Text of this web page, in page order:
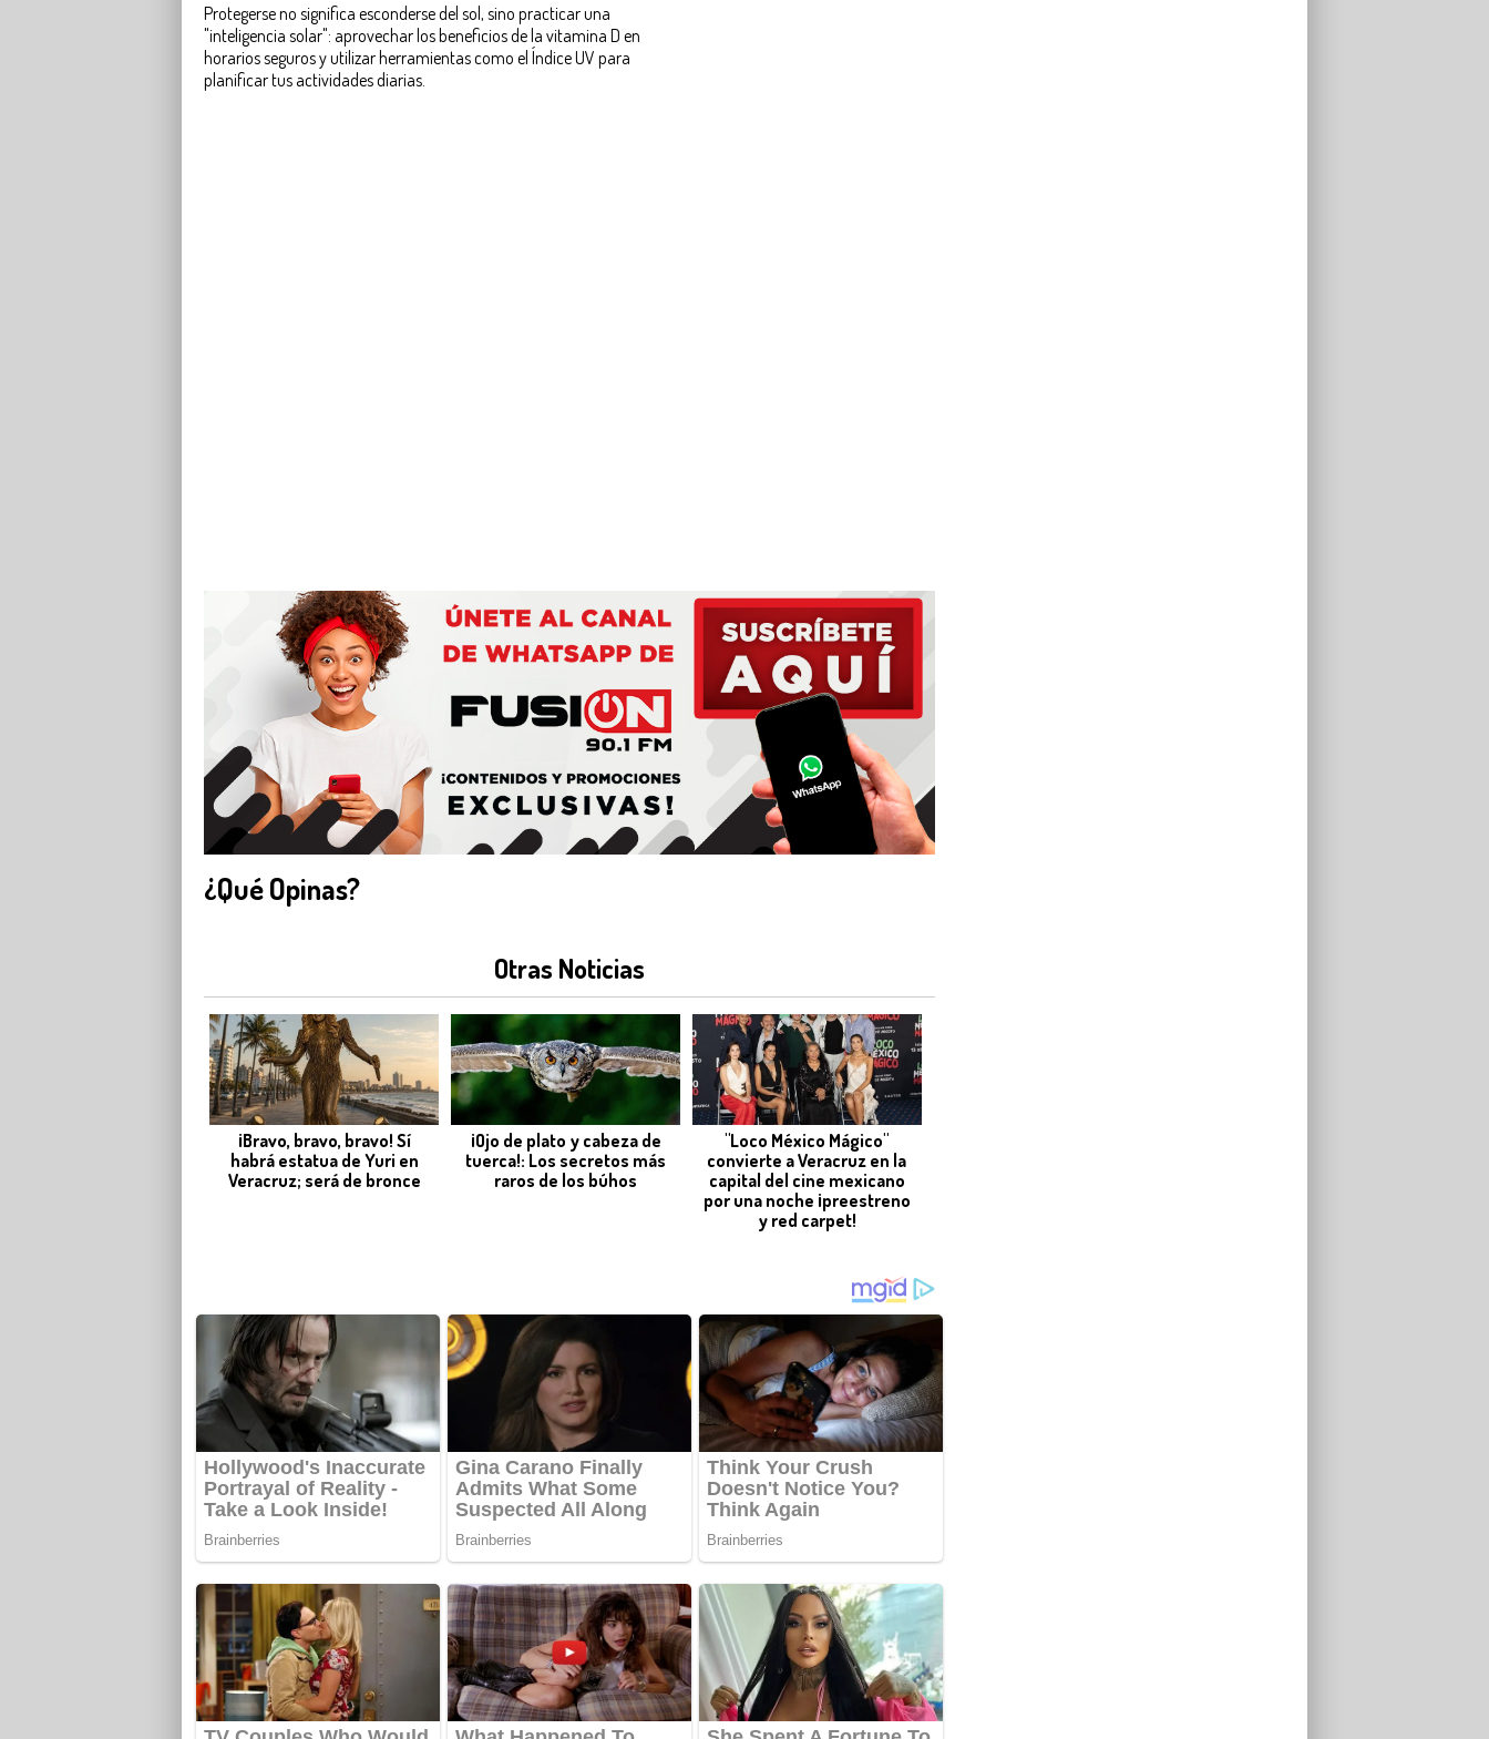
Protegerse no significa esconderse del sol, sino practicar una
"inteligencia solar": aprovechar los beneficios de la vitamina D en
horarios seguros y utilizar herramientas como el Índice UV para
planificar tus actividades diarias.
¿Qué Opinas?
Otras Noticias
¡Bravo, bravo, bravo! Sí
habrá estatua de Yuri en
Veracruz; será de bronce
¡Ojo de plato y cabeza de
tuerca!: Los secretos más
raros de los búhos
"Loco México Mágico"
convierte a Veracruz en la
capital del cine mexicano
por una noche ¡preestreno
y red carpet!